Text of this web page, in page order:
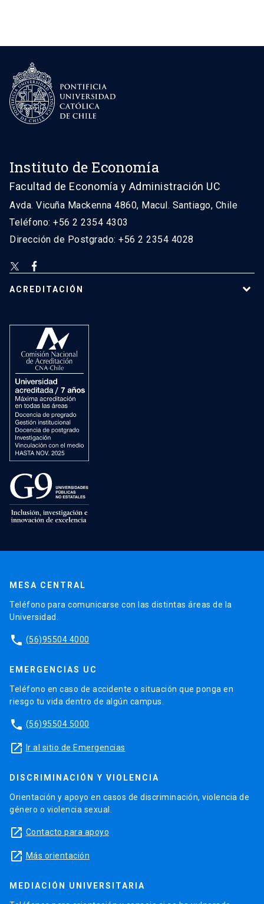
Instituto de Economía
Facultad de Economía y Administración UC
Avda. Vicuña Mackenna 4860, Macul. Santiago, Chile
Teléfono: +56 2 2354 4303
Dirección de Postgrado: +56 2 2354 4028
ACREDITACIÓN
MESA CENTRAL
Teléfono para comunicarse con las distintas áreas de la
Universidad.
phone (56)95504 4000
EMERGENCIAS UC
Teléfono en caso de accidente o situación que ponga en
riesgo tu vida dentro de algún campus.
phone (56)95504 5000
launch Ir al sitio de Emergencias
DISCRIMINACIÓN Y VIOLENCIA
Orientación y apoyo en casos de discriminación, violencia de
género o violencia sexual.
launch Contacto para apoyo
launch Más orientación
MEDIACIÓN UNIVERSITARIA